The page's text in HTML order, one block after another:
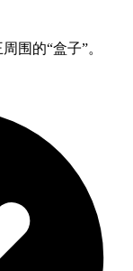
围的“盒子”。